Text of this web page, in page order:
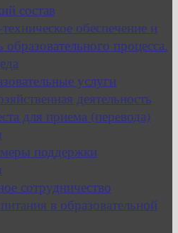
состав
обеспечение и
процесса.
услуги
деятельность
для приема (перевода)
поддержки
сотрудничество
в образовательной